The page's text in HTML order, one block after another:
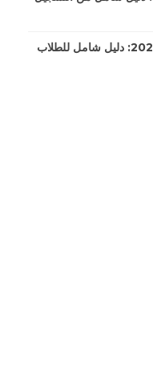
متطلبات الدراسة في الصين لعام 2025: دليل شامل للطلاب